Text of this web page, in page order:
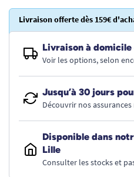
Livraison offerte dès 159€
Livraison à
Voir les options, selon
Jusqu’à 30 jours
Découvrir nos
Disponible dans
Lille
Consulter les stocks et